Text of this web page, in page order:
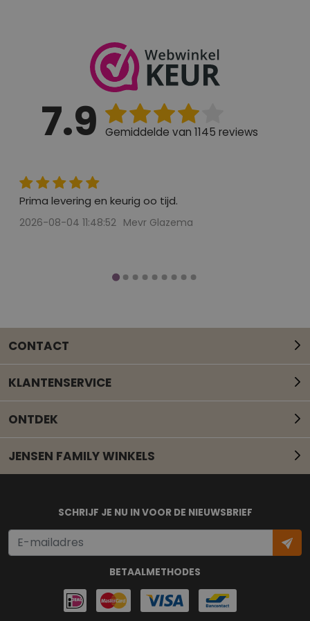
je inspireren en adviseren door onze vakkundige
medewerkers. Ze staan altijd klaar om je te helpen bij
het maken van de juiste keuze. De koffie staat klaar!
Shop je liever online, dan wensen we je heel veel
shopplezier.
Team Jensen
7.9 Gemiddelde van 1145 reviews
Prima levering en keurig oo tijd.
2026-08-04 11:48:52 Mevr Glazema
CONTACT
Mail onze klantenservice
KLANTENSERVICE
ONTDEK
JENSEN FAMILY WINKELS
BETAALMETHODES
SCHRIJF JE NU IN VOOR DE NIEUWSBRIEF